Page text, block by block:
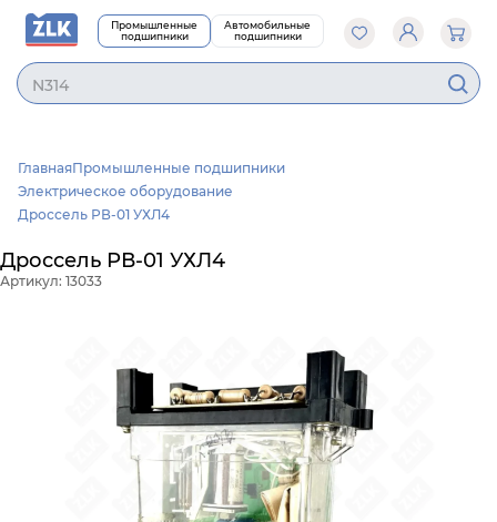
Промышленные
подшипники
Автомобильные
подшипники
N31
ГлавнаяПромышленные подшипники
Электрическое оборудование
Дроссель РВ-01 УХЛ4
Дроссель РВ-01 УХЛ4
Артикул: 13033